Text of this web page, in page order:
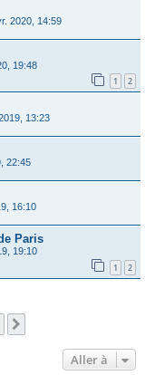
2020, 14:59
19:48
1 2
13:23
22:45
16:10
Paris
19:10
1 2
Aller à